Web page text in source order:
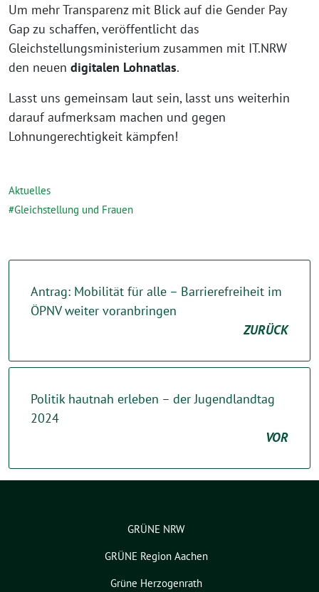
Um mehr Transparenz mit Blick auf die Gender Pay
Gap zu schaffen, veröffentlicht das
Gleichstellungsministerium zusammen mit IT.NRW
den neuen digitalen Lohnatlas.
Lasst uns gemeinsam laut sein, lasst uns weiterhin
darauf aufmerksam machen und gegen
Lohnungerechtigkeit kämpfen!
Aktuelles
Gleichstellung und Frauen
Antrag: Mobilität für alle – Barrierefreiheit im
ÖPNV weiter voranbringen
ZURÜCK
Politik hautnah erleben – der Jugendlandtag
2024
VOR
GRÜNE NRW
GRÜNE Region Aachen
Grüne Herzogenrath